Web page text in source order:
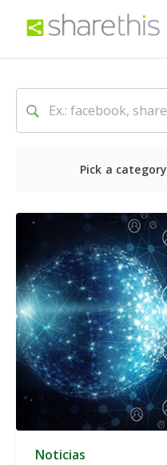
Pick a category
Lo último
Noticias